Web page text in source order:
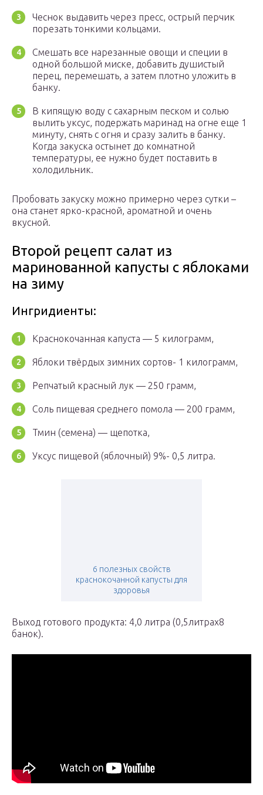
Чеснок выдавить через пресс, острый перчик
порезать тонкими кольцами.
Смешать все нарезанные овощи и специи в
одной большой миске, добавить душистый
перец, перемешать, а затем плотно уложить в
банку.
В кипящую воду с сахарным песком и солью
вылить уксус, подержать маринад на огне еще 1
минуту, снять с огня и сразу залить в банку.
Когда закуска остынет до комнатной
температуры, ее нужно будет поставить в
холодильник.
Пробовать закуску можно примерно через сутки –
она станет ярко-красной, ароматной и очень
вкусной.
Второй рецепт салат из
маринованной капусты с яблоками
на зиму
Ингридиенты:
Краснокочанная капуста — 5 килограмм,
Яблоки твёрдых зимних сортов- 1 килограмм,
Репчатый красный лук — 250 грамм,
Соль пищевая среднего помола — 200 грамм,
Тмин (семена) — щепотка,
Уксус пищевой (яблочный) 9%- 0,5 литра.
6 полезных свойств
краснокочанной капусты для
здоровья
Выход готового продукта: 4,0 литра (0,5литраx8
банок).